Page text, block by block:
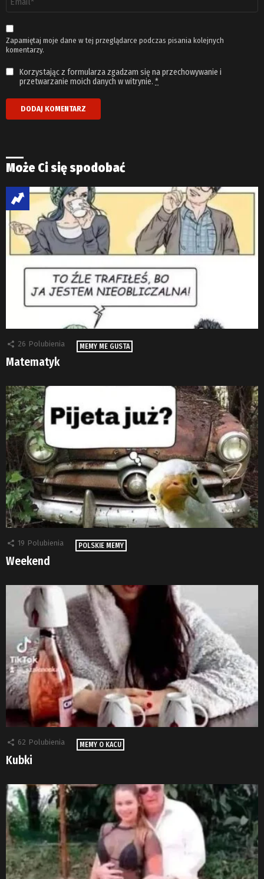
email
*
Zapamiętaj moje dane w tej przeglądarce podczas pisania kolejnych
komentarzy.
Korzystając z formularza zgadzam się na przechowywanie i
przetwarzanie moich danych w witrynie. *
Może Ci się spodobać
26 Polubienia MEMY ME GUSTA
Matematyk
19 Polubienia POLSKIE MEMY
Weekend
62 Polubienia MEMY O KACU
Kubki